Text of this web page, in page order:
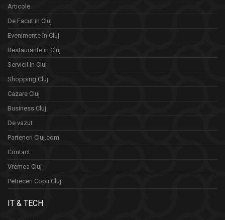
Articole
De Facut in Cluj
Evenimente în Cluj
Restaurante in Cluj
Servicii in Cluj
Shopping Cluj
Cazare Cluj
Business Cluj
De vazut
Parteneri Cluj.com
Contact
Vremea Cluj
Petreceri Copii Cluj
IT & TECH